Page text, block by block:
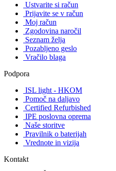
Ustvarite si račun
Prijavite se v račun
Moj račun
Zgodovina naročil
Seznam želja
Pozabljeno geslo
Vračilo blaga
Podpora
ISL light - HKOM
Pomoč na daljavo
Certified Refurbished
IPE poslovna oprema
Naše storitve
Pravilnik o baterijah
Vrednote in vizija
Kontakt